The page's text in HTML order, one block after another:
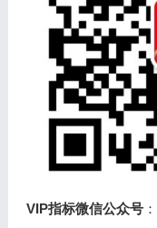
VIP指标微信公众号：